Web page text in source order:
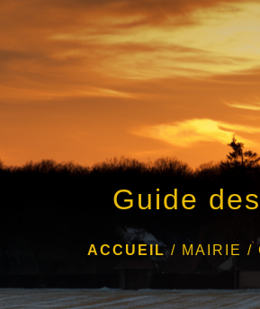
Guide
ACCUEIL/ MAIRIE /